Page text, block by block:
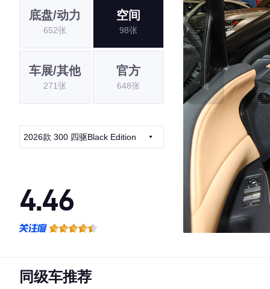
底盘/动力
652张
空间
98张
车展/其他
271张
官方
648张
2026款 300 四驱Black Edition
4.46
·空间表现较为优秀，优于58%同级车
同级车推荐